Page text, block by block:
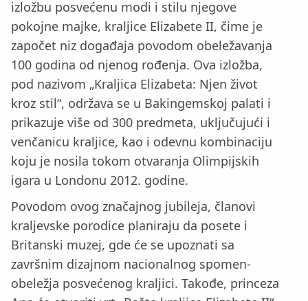
izložbu posvećenu modi i stilu njegove
pokojne majke, kraljice Elizabete II, čime je
započet niz događaja povodom obeležavanja
100 godina od njenog rođenja. Ova izložba,
pod nazivom „Kraljica Elizabeta: Njen život
kroz stil“, održava se u Bakingemskoj palati i
prikazuje više od 300 predmeta, uključujući i
venčanicu kraljice, kao i odevnu kombinaciju
koju je nosila tokom otvaranja Olimpijskih
igara u Londonu 2012. godine.
Povodom ovog značajnog jubileja, članovi
kraljevske porodice planiraju da posete i
Britanski muzej, gde će se upoznati sa
završnim dizajnom nacionalnog spomen-
obeležja posvećenog kraljici. Takođe, princeza